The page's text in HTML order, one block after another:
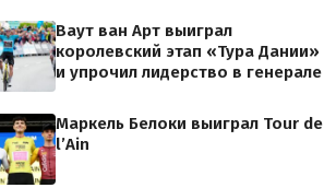
Ваут ван Арт выиграл
королевский этап «Тура Дании»
и упрочил лидерство в генерале
Маркель Белоки выиграл Tour de
l’Ain